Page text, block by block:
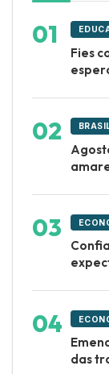
Fies
das